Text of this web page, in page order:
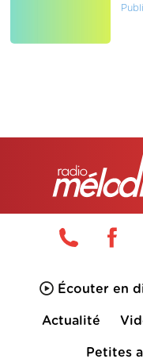
Écouter en
Actualité
Petites